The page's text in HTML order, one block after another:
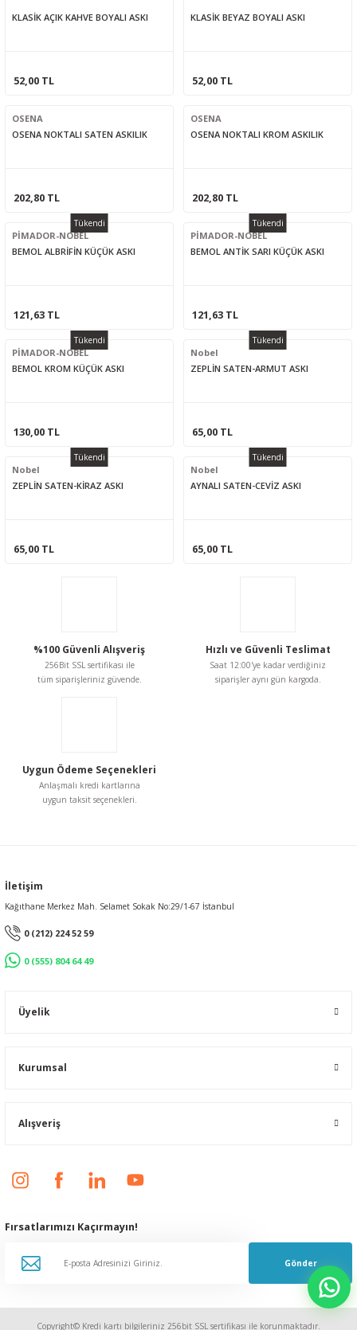
KLASİK AÇIK KAHVE BOYALI ASKI
52,00 TL
KLASİK BEYAZ BOYALI ASKI
52,00 TL
OSENA
OSENA NOKTALI SATEN ASKILIK
202,80 TL
OSENA
OSENA NOKTALI KROM ASKILIK
202,80 TL
Tükendi
PİMADOR-NOBEL
BEMOL ALBRİFİN KÜÇÜK ASKI
121,63 TL
Tükendi
PİMADOR-NOBEL
BEMOL ANTİK SARI KÜÇÜK ASKI
121,63 TL
Tükendi
PİMADOR-NOBEL
BEMOL KROM KÜÇÜK ASKI
130,00 TL
Tükendi
Nobel
ZEPLİN SATEN-ARMUT ASKI
65,00 TL
Tükendi
Nobel
ZEPLİN SATEN-KİRAZ ASKI
65,00 TL
Tükendi
Nobel
AYNALI SATEN-CEVİZ ASKI
65,00 TL
%100 Güvenli Alışveriş
256Bit SSL sertifikası ile
tüm siparişleriniz güvende.
Hızlı ve Güvenli Teslimat
Saat 12:00'ye kadar verdiğiniz
siparişler aynı gün kargoda.
Uygun Ödeme Seçenekleri
Anlaşmalı kredi kartlarına
uygun taksit seçenekleri.
İletişim
Kağıthane Merkez Mah. Selamet Sokak No:29/1-67 İstanbul
0 (212) 224 52 59
0 (555) 804 64 49
Üyelik
Kurumsal
Alışveriş
Fırsatlarımızı Kaçırmayın!
Gönder
Copyright© Kredi kartı bilgileriniz 256bit SSL sertifikası ile korunmaktadır.